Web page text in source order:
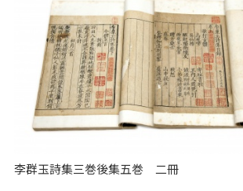
李群玉詩集三巻後集五巻 二冊